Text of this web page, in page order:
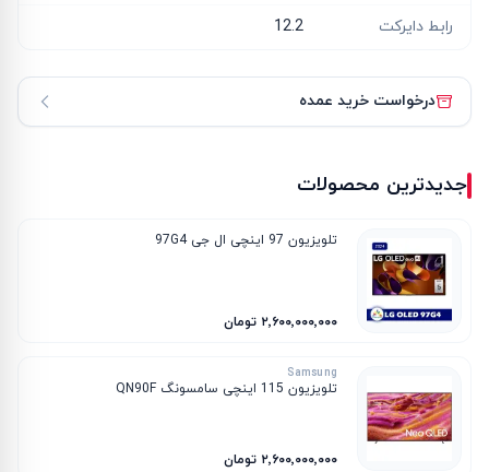
رابط دایرکت 12.2
درخواست خرید عمده
جدیدترین محصولات
تلویزیون 97 اینچی ال جی 97G4
۲٬۶۰۰٬۰۰۰٬۰۰۰ تومان
Samsung
تلویزیون 115 اینچی سامسونگ QN90F
۲٬۶۰۰٬۰۰۰٬۰۰۰ تومان